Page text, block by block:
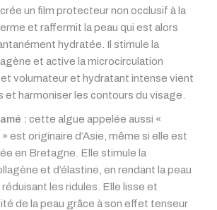
un film protecteur non occlusif à la
et raffermit la peau qui est alors
hydratée. Il stimule la
et active la microcirculation
volumateur et hydratant intense vient
et harmoniser les contours du visage.
: cette algue appelée aussi «
est originaire d’Asie, même si elle est
en Bretagne. Elle stimule la
et d’élastine, en rendant la peau
les ridules. Elle lisse et
de la peau grâce à son effet tenseur